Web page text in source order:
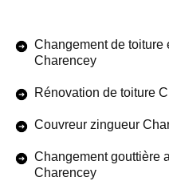
Changement de toiture
Charencey
Rénovation de toiture
Couvreur zingueur
Changement gouttière
Charencey